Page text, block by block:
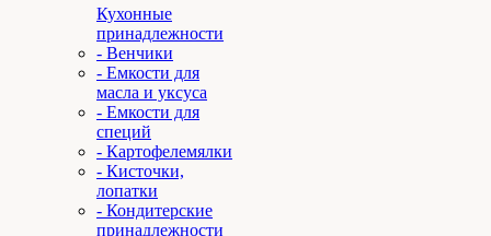
Кухонные
принадлежности
- Венчики
- Емкости для
масла и уксуса
- Емкости для
специй
- Картофелемялки
- Кисточки,
лопатки
- Кондитерские
принадлежности